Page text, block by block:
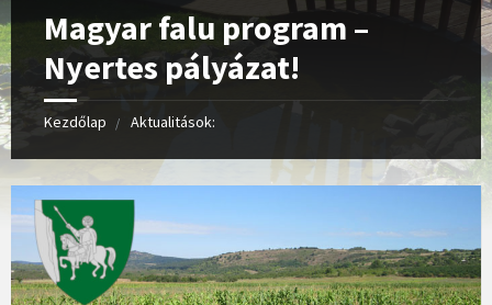
Magyar falu program –
Nyertes pályázat!
Kezdőlap Aktualitások: